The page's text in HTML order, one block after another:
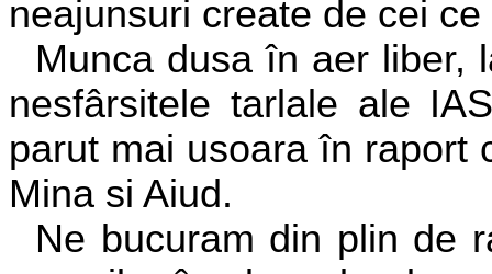
neajunsuri create de cei
Munca dusa în aer liber,
nesfârsitele tarlale ale
parut mai usoara în raport
Mina si Aiud.
Ne bucuram din plin de